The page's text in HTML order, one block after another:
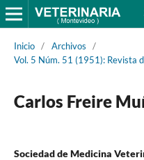
Inicio / Archivos
/
Vol. 5 Núm. 51 (1951): Revista
Carlos Freire
Sociedad de Medicina